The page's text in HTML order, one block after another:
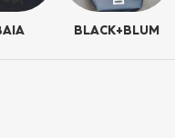
BLACK+BLUM